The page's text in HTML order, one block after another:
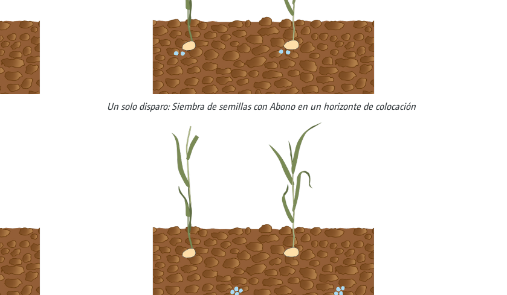
Un solo disparo: Siembra de semillas con Abono en un horizonte de colocación